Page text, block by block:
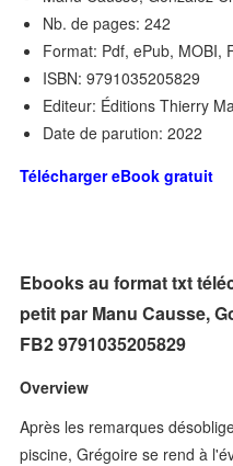
Nb. de pages: 242
Format: Pdf, ePub, MOBI,
ISBN: 9791035205829
Editeur: Éditions Thierry
Date de parution: 2022
Télécharger eBook gratuit
Ebooks au format txt
petit par Manu Causse,
FB2 9791035205829
Overview
Après les remarques
piscine, Grégoire se rend à